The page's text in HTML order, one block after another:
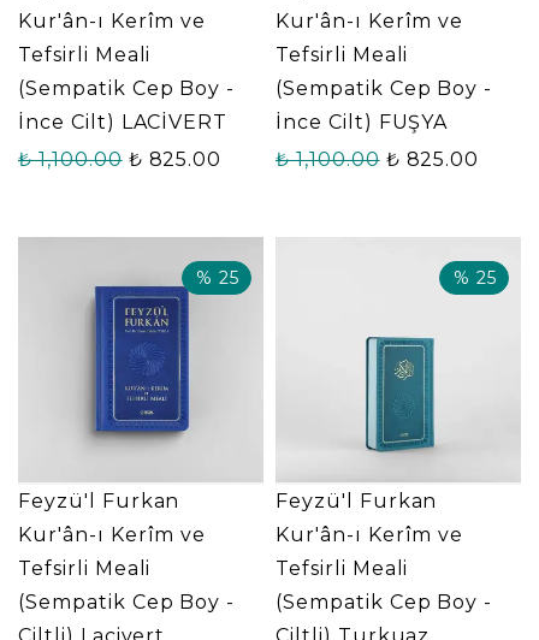
Kur'ân-ı Kerîm ve
Tefsirli Meali
(Sempatik Cep Boy -
İnce Cilt) LACİVERT
₺ 1,100.00 ₺ 825.00
Kur'ân-ı Kerîm ve
Tefsirli Meali
(Sempatik Cep Boy -
İnce Cilt) FUŞYA
₺ 1,100.00 ₺ 825.00
% 25
Feyzü'l Furkan
Kur'ân-ı Kerîm ve
Tefsirli Meali
(Sempatik Cep Boy -
% 25
Feyzü'l Furkan
Kur'ân-ı Kerîm ve
Tefsirli Meali
(Sempatik Cep Boy -